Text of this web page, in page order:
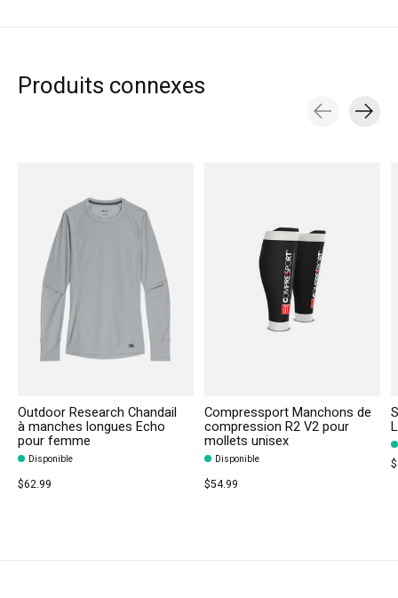
Produits connexes
Outdoor Research Chandail
à manches longues Echo
pour femme
Disponible
$62.99
Compressport Manchons de
compression R2 V2 pour
mollets unisex
Disponible
$54.99